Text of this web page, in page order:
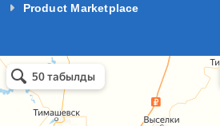
Product Marketplace
базы отдыха краснодарский край в Темрюке
Темрюк